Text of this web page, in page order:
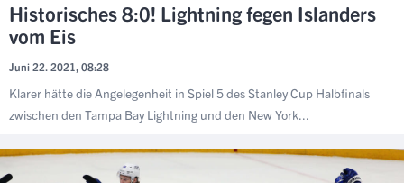
Historisches 8:0! Lightning fegen Islanders
vom Eis
Juni 22. 2021, 08:28
Klarer hätte die Angelegenheit in Spiel 5 des Stanley Cup Halbfinals
zwischen den Tampa Bay Lightning und den New York...